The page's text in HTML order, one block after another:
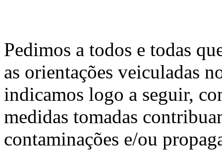
Pedimos a todos e todas
as orientações veiculadas
indicamos logo a seguir,
medidas tomadas
contaminações e/ou